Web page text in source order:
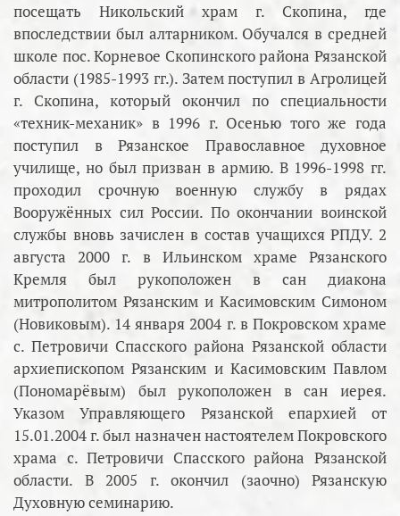
посещать Никольский храм г. Скопина, где
впоследствии был алтарником. Обучался в средней
школе пос. Корневое Скопинского района Рязанской
области (1985-1993 гг.). Затем поступил в Агролицей
г. Скопина, который окончил по специальности
«техник-механик» в 1996 г. Осенью того же года
поступил в Рязанское Православное духовное
училище, но был призван в армию. В 1996-1998 гг.
проходил срочную военную службу в рядах
Вооружённых сил России. По окончании воинской
службы вновь зачислен в состав учащихся РПДУ. 2
августа 2000 г. в Ильинском храме Рязанского
Кремля был рукоположен в сан диакона
митрополитом Рязанским и Касимовским Симоном
(Новиковым). 14 января 2004 г. в Покровском храме
с. Петровичи Спасского района Рязанской области
архиепископом Рязанским и Касимовским Павлом
(Пономарёвым) был рукоположен в сан иерея.
Указом Управляющего Рязанской епархией от
15.01.2004 г. был назначен настоятелем Покровского
храма с. Петровичи Спасского района Рязанской
области. В 2005 г. окончил (заочно) Рязанскую
Духовную семинарию.